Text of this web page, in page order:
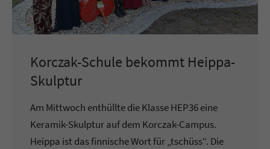
Korczak-Schule bekommt Heippa-
Skulptur
Am Mittwoch enthüllte die Klasse HEP36 eine
Keramik-Skulptur auf dem Korczak-Campus.
Heippa ist das finnische Wort für „tschüss“. Die